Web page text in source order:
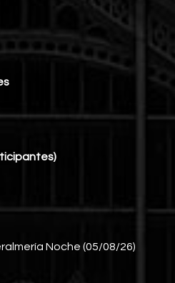
Noche (05/08/26)